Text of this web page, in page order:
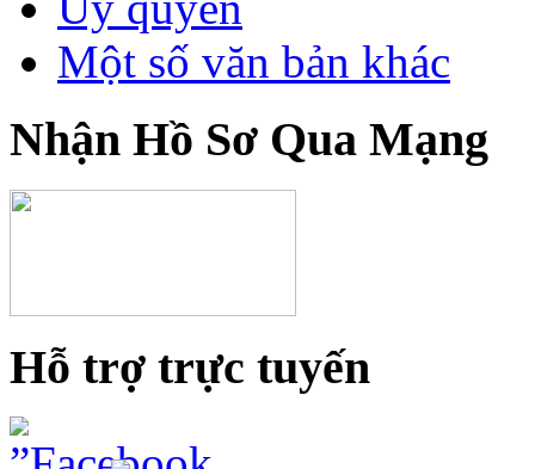
Một số văn bản khác
Nhận Hồ Sơ Qua Mạng
Hỗ trợ trực tuyến